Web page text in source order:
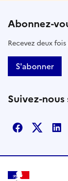
Abonnez-
Recevez deux
S'abonner
Suivez-
Facebook
X